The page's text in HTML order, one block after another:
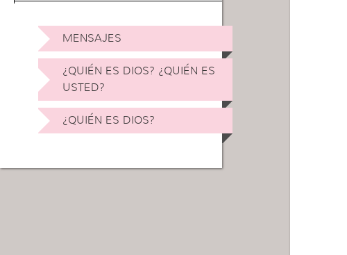
MENSAJES
¿QUIÉN ES DIOS? ¿QUIÉN ES
USTED?
¿QUIÉN ES DIOS?